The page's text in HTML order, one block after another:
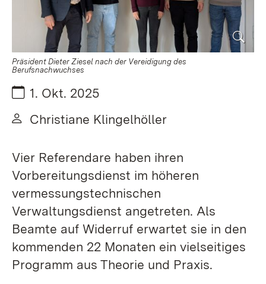
Präsident Dieter Ziesel nach der Vereidigung des
Berufsnachwuchses
Datum:
1. Okt. 2025
Von:
Christiane Klingelhöller
Vier Referendare haben ihren
Vorbereitungsdienst im höheren
vermessungstechnischen
Verwaltungsdienst angetreten. Als
Beamte auf Widerruf erwartet sie in den
kommenden 22 Monaten ein vielseitiges
Programm aus Theorie und Praxis.